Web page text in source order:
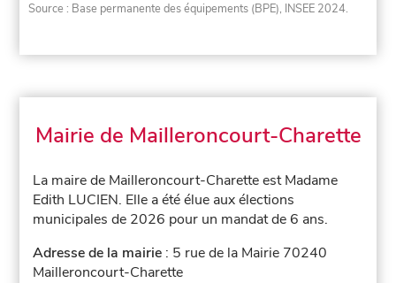
Source : Base permanente des équipements (BPE), INSEE 2024.
Mairie de Mailleroncourt-Charette
La maire de Mailleroncourt-Charette est Madame
Edith LUCIEN. Elle a été élue aux élections
municipales de 2026 pour un mandat de 6 ans.
Adresse de la mairie : 5 rue de la Mairie 70240
Mailleroncourt-Charette